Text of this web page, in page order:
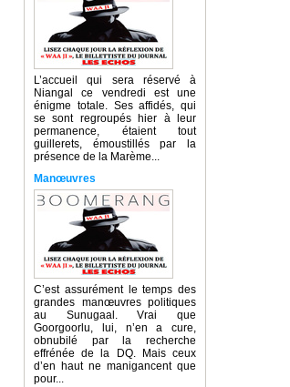
L’accueil qui sera réservé à
Niangal ce vendredi est une
énigme totale. Ses affidés, qui
se sont regroupés hier à leur
permanence, étaient tout
guillerets, émoustillés par la
présence de la Marème...
Manœuvres
C’est assurément le temps des
grandes manœuvres politiques
au Sunugaal. Vrai que
Goorgoorlu, lui, n’en a cure,
obnubilé par la recherche
effrénée de la DQ. Mais ceux
d’en haut ne manigancent que
pour...